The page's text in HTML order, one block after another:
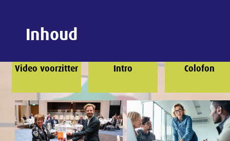
Inhoud
Video voorzitter Intro Colofon